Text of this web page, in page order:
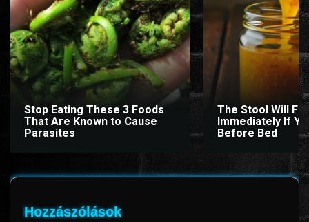
www.onlinefilmvilag2.eu,Copyright © 2017-2026 Az oldal nem tárol
semmilyen jogsértő tartalmat. Minden adat külső forrásból származik |
Frissítve: 2026.07.27
|
Stop Eating These 3 Foods
That Are Known to Cause
Parasites
The Stool Will Fly
Immediately If
Before Bed
Hozzászólások